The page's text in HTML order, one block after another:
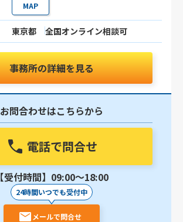
MAP
東京都 全国オンライン相談可
事務所の詳細を見る
お問合わせはこちらから
電話で問合せ
【受付時間】09:00〜18:00
24時間いつでも受付中
メールで問合せ